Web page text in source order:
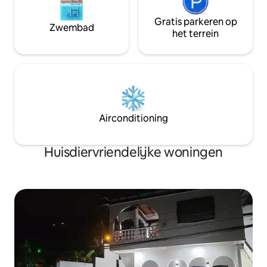
Zwembad
Gratis parkeren op
het terrein
Airconditioning
Huisdiervriendelijke woningen